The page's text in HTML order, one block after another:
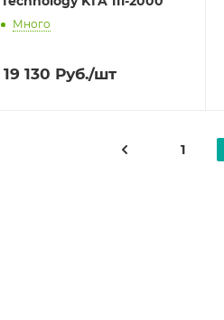
Много
19 130 Руб./шт
1